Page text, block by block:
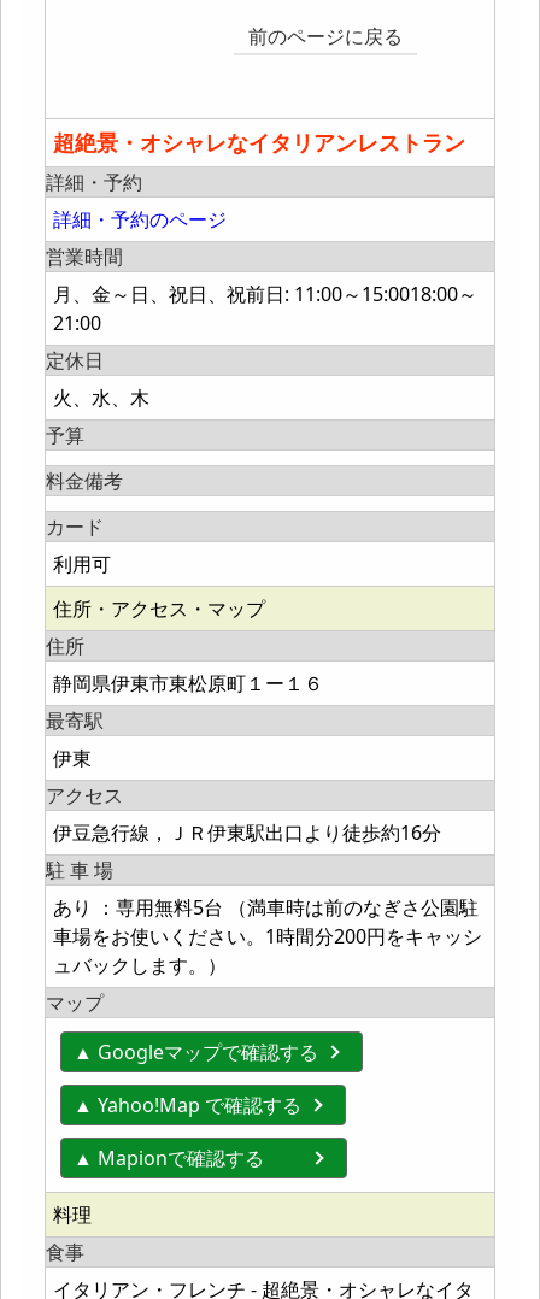
前のページに戻る
超絶景・オシャレなイタリアンレストラン
詳細・予約
詳細・予約のページ
営業時間
月、金～日、祝日、祝前日: 11:00～15:0018:00～
21:00
定休日
火、水、木
予算
料金備考
カード
利用可
住所・アクセス・マップ
住所
静岡県伊東市東松原町１ー１６
最寄駅
伊東
アクセス
伊豆急行線，ＪＲ伊東駅出口より徒歩約16分
駐 車 場
あり ：専用無料5台 （満車時は前のなぎさ公園駐
車場をお使いください。1時間分200円をキャッシ
ュバックします。）
マップ
▲ Googleマップで確認する
▲ Yahoo!Map で確認する
▲ Mapionで確認する
料理
食事
イタリアン・フレンチ - 超絶景・オシャレなイタ